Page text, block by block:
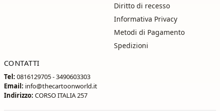
Diritto di recesso
Informativa Privacy
Metodi di Pagamento
Spedizioni
CONTATTI
Tel: 0816129705 - 3490603303
Email: info@thecartoonworld.it
Indirizzo: CORSO ITALIA 257